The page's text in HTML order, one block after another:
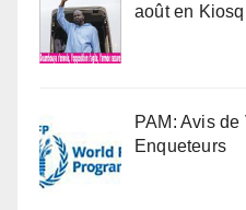
août en
PAM: Avis
Enqueteurs